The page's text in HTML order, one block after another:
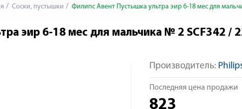
Cоски, пустышки Филипс Авент Пустышка ультра эир 6-18 мес для
эир 6-18 мес для мальчика № 2 SCF342 /
Яндекс Сплит
Производитель:
Последняя цена продажи
823